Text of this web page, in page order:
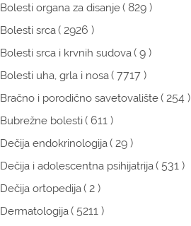
Bolesti organa za disanje( 829 )
Bolesti srca( 2926 )
Bolesti srca i krvnih sudova( 9 )
Bolesti uha, grla i nosa( 7717 )
Bračno i porodično savetovalište( 254 )
Bubrežne bolesti( 611 )
Dečija endokrinologija( 29 )
Dečija i adolescentna psihijatrija( 531 )
Dečija ortopedija( 2 )
Dermatologija( 5211 )